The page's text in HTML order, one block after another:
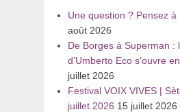
Une question ? Pensez à
août 2026
De Borges à Superman :
d’Umberto Eco s’ouvre
juillet 2026
Festival VOIX VIVES |
juillet 2026 15 juillet 2026